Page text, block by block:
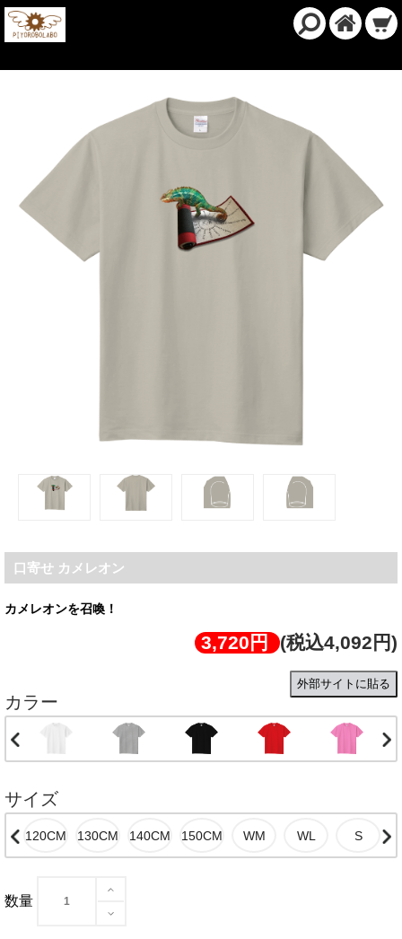
口寄せ カメレオン
カメレオンを召喚！
3,720円 (税込4,092円)
外部サイトに貼る
カラー
サイズ
数量